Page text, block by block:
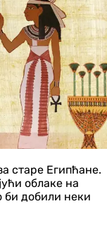
старе Египћане.
облаке на
би добили неки